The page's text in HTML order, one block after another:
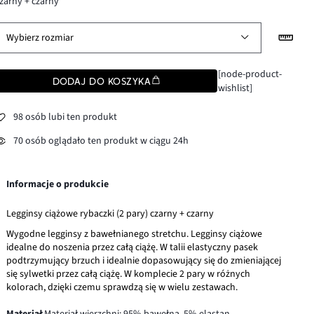
Wybierz rozmiar
DODAJ DO KOSZYKA
[node-product-
wishlist]
98 osób lubi ten produkt
70 osób oglądało ten produkt w ciągu 24h
Informacje o produkcie
Legginsy ciążowe rybaczki (2 pary) czarny + czarny
Wygodne legginsy z bawełnianego stretchu. Legginsy ciążowe
idealne do noszenia przez całą ciążę. W talii elastyczny pasek
podtrzymujący brzuch i idealnie dopasowujący się do zmieniającej
się sylwetki przez całą ciążę. W komplecie 2 pary w różnych
kolorach, dzięki czemu sprawdzą się w wielu zestawach.